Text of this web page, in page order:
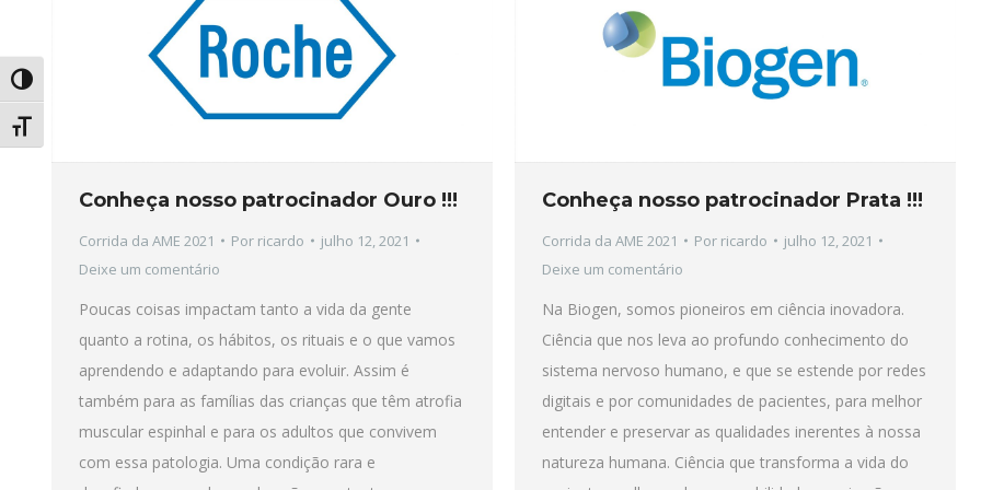
Alternar alto contraste
Alternar tamanho da fonte
Conheça nosso patrocinador Ouro !!!
Corrida da AME 2021 Por ricardo
julho 12, 2021
Deixe um comentário
Poucas coisas impactam tanto a vida da gente
quanto a rotina, os hábitos, os rituais e o que vamos
aprendendo e adaptando para evoluir. Assim é
também para as famílias das crianças que têm atrofia
muscular espinhal e para os adultos que convivem
com essa patologia. Uma condição rara e
Conheça nosso patrocinador Prata !!!
Corrida da AME 2021 Por ricardo
julho 12, 2021
Deixe um comentário
Na Biogen, somos pioneiros em ciência inovadora.
Ciência que nos leva ao profundo conhecimento do
sistema nervoso humano, e que se estende por redes
digitais e por comunidades de pacientes, para melhor
entender e preservar as qualidades inerentes à nossa
natureza humana. Ciência que transforma a vida do